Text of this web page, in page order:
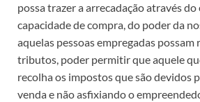
possa trazer a arrecadação através do
capacidade de compra, do poder da
aquelas pessoas empregadas possam
tributos, poder permitir que aquele
recolha os impostos que são devidos
venda e não asfixiando o